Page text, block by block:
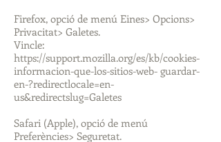
Firefox, opció de menú Eines> Opcions>
Privacitat> Galetes.
Vincle:
https://support.mozilla.org/es/kb/cookies-
informacion-que-los-sitios-web- guardar-
en-?redirectlocale=en-
us&redirectslug=Galetes
Safari (Apple), opció de menú
Preferències> Seguretat.